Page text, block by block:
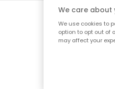
We care about
We use cookies to
option to opt out of
may affect your